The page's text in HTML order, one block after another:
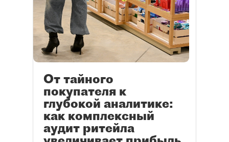
От тайного
покупателя к
глубокой аналитике:
как комплексный
аудит ритейла